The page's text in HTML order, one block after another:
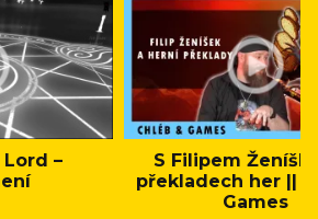
–
S Filipem
překladech her ||
Games